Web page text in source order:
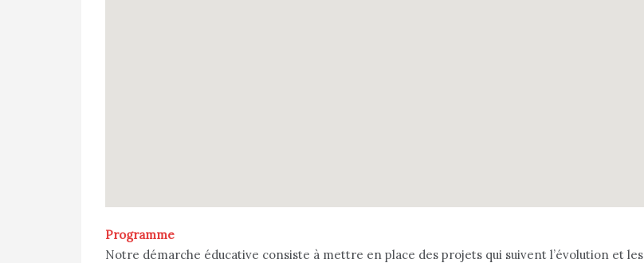
Programme
Notre démarche éducative consiste à mettre en place des projets qui suivent l’évolution et les